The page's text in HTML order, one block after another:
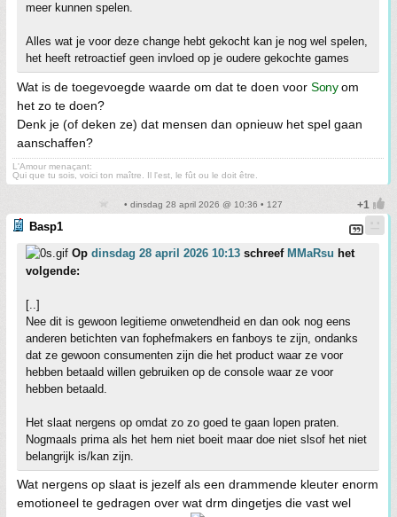
meer kunnen spelen.
Alles wat je voor deze change hebt gekocht kan je nog wel spelen,
het heeft retroactief geen invloed op je oudere gekochte games
Wat is de toegevoegde waarde om dat te doen voor Sonyom
het zo te doen?
Denk je (of deken ze) dat mensen dan opnieuw het spel gaan
aanschaffen?
L'Amour menaçant:
Qui que tu sois, voici ton maître. Il l'est, le fût ou le doit être.
• dinsdag 28 april 2026 @ 10:36 • 127
Basp1
Op dinsdag 28 april 2026 10:13 schreef MMaRsu het
volgende:
[..]
Nee dit is gewoon legitieme onwetendheid en dan ook nog eens
anderen betichten van fophefmakers en fanboys te zijn, ondanks
dat ze gewoon consumenten zijn die het product waar ze voor
hebben betaald willen gebruiken op de console waar ze voor
hebben betaald.
Het slaat nergens op omdat zo zo goed te gaan lopen praten.
Nogmaals prima als het hem niet boeit maar doe niet slsof het niet
belangrijk is/kan zijn.
Wat nergens op slaat is jezelf als een drammende kleuter enorm
emotioneel te gedragen over wat drm dingetjes die vast wel